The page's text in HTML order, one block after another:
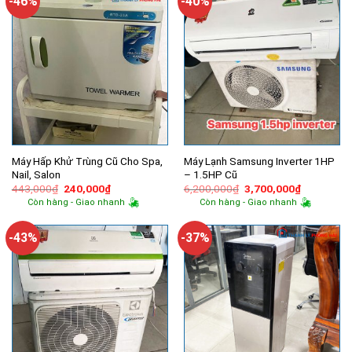
Máy Hấp Khử Trùng Cũ Cho Spa,
Nail, Salon
443,000₫ Giá
gốc
là:
240,000₫Giá
hiện
tại
240,000₫.
Còn hàng - Giao nhanh
Máy Lạnh Samsung Inverter 1HP
– 1.5HP Cũ
6,200,000₫ Giá
gốc
là:
3,700,000₫Giá
hiện
tại
Còn hàng - Giao nhanh
-43% -37%